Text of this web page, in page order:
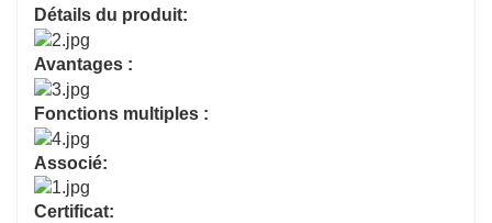
Détails du produit:
Avantages :
Fonctions multiples :
Associé:
Certificat: